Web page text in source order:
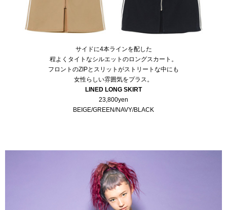
サイドに4本ラインを配した
程よくタイトなシルエットのロングスカート。
フロントのZIPとスリットがストリートな中にも
女性らしい雰囲気をプラス。
LINED LONG SKIRT
23,800yen
BEIGE/GREEN/NAVY/BLACK